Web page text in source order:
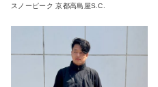
スノーピーク 京都高島屋S.C.